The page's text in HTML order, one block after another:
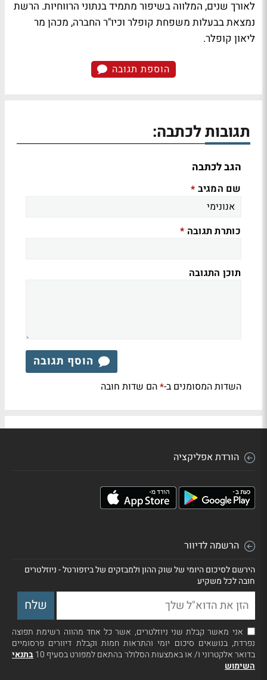
לאורך שנים, המלווה בשיפור מתמיד בנתוני הרווחיות. הרשת
נמצאת בבעלות משפחת קופלר וכיו"ר החברה, מכהן מר
ליאון קופלר.
הוספת תגובה
תגובות לכתבה:
הגב לכתבה
שם המגיב *
כותרת תגובה *
תוכן התגובה
הוסף תגובה
השדות המסומנים ב-*הם שדות חובה
הורדת אפליקציה
הרשמה לדיוור
הירשם לסיכום היומי של שוק ההון ולמבזקים של ביזפורטל - ניוזלטרים
חובה לכל משקיע
אני מאשר קבלת שני ניוזלטרים, אשר כל אחד מהווה רשימת תפוצה
נפרדת, בנושאים סיכום יומי והתראות חמות וקבלת דיוורים פרסומיים
בדואר אלקטרוני ו/ או באמצעות הסלולר בהתאם למפורט בסעיף 10
בתנאי
השימוש